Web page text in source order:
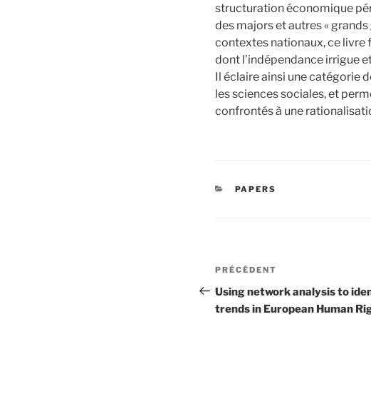
structuration économique
des majors et autres «
contextes nationaux, ce livre
dont l’indépendance irrigue
Il éclaire ainsi une catégorie
les sciences sociales, et
confrontés à une
CATÉGORIES
PAPERS
Navigation
de
l’article
Article
précédent
PRÉCÉDENT
Using network analysis to
trends in European Human